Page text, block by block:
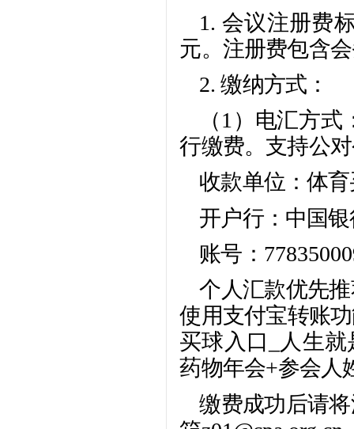
1. 会议注册费
元。注册费包含
2. 缴纳方式：
（1）电汇方
行缴费。支持公
收款单位：体
开户行：中国
账号：
个人汇款优先
使用支付宝转账
买球入口_人生
药物年会+参会人
缴费成功后请